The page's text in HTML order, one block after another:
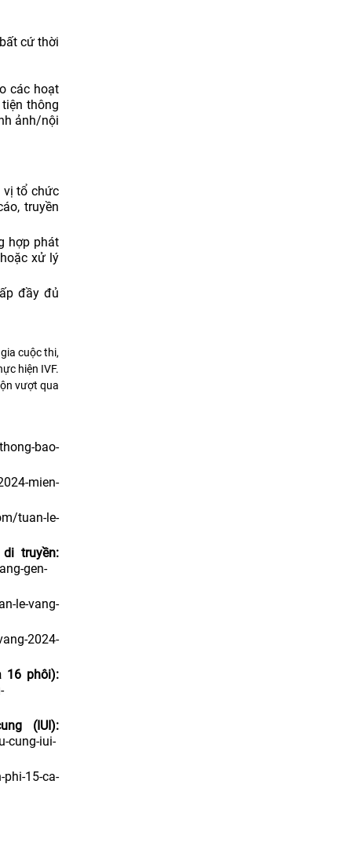
cứ thời
các hoạt
thông
ảnh/nội
vị tổ chức
truyền
hợp phát
xử lý
đầy đủ
cuộc thi,
hiện IVF.
vượt qua
bao-
mien-
tuan-le-
truyền:
gen-
le-vang-
2024-
16 phôi):
(IUI):
cung-iui-
15-ca-